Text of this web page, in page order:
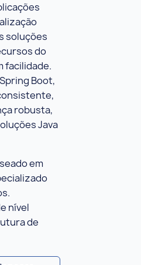
soluções
do
facilidade.
Boot,
robusta,
Java
em
nível
de